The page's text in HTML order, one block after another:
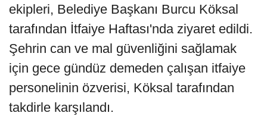
ekipleri, Belediye Başkanı Burcu Köksal
tarafından İtfaiye Haftası'nda ziyaret edildi.
Şehrin can ve mal güvenliğini sağlamak
için gece gündüz demeden çalışan itfaiye
personelinin özverisi, Köksal tarafından
takdirle karşılandı.